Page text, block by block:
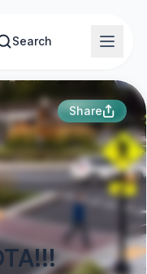
Search
Share